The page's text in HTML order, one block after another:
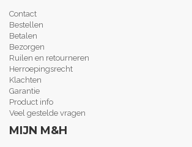
Contact
Bestellen
Betalen
Bezorgen
Ruilen en retourneren
Herroepingsrecht
Klachten
Garantie
Product info
Veel gestelde vragen
MIJN M&H